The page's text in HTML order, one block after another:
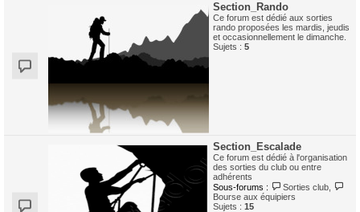
Section_Rando
Ce forum est dédié aux sorties
rando proposées les mardis, jeudis
et occasionnellement le dimanche.
Sujets : 5
Section_Escalade
Ce forum est dédié à l'organisation
des sorties du club ou entre
adhérents
Sous-forums :
Sorties club
Bourse aux équipiers
Sujets : 15